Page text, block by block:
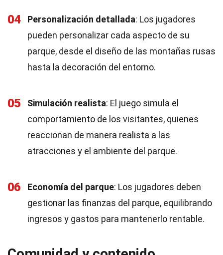
04 Personalización detallada: Los jugadores
pueden personalizar cada aspecto de su
parque, desde el diseño de las montañas rusas
hasta la decoración del entorno.
05 Simulación realista: El juego simula el
comportamiento de los visitantes, quienes
reaccionan de manera realista a las
atracciones y el ambiente del parque.
06 Economía del parque: Los jugadores deben
gestionar las finanzas del parque, equilibrando
ingresos y gastos para mantenerlo rentable.